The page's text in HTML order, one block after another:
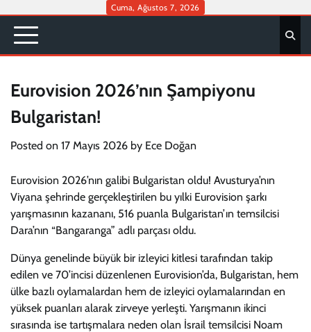
content
Cuma, Ağustos 7, 2026
Eurovision 2026’nın Şampiyonu
Bulgaristan!
Posted on 17 Mayıs 2026 by Ece Doğan
Eurovision 2026’nın galibi Bulgaristan oldu! Avusturya’nın
Viyana şehrinde gerçekleştirilen bu yılki Eurovision şarkı
yarışmasının kazananı, 516 puanla Bulgaristan’ın temsilcisi
Dara’nın “Bangaranga” adlı parçası oldu.
Dünya genelinde büyük bir izleyici kitlesi tarafından takip
edilen ve 70’incisi düzenlenen Eurovision’da, Bulgaristan, hem
ülke bazlı oylamalardan hem de izleyici oylamalarından en
yüksek puanları alarak zirveye yerleşti. Yarışmanın ikinci
sırasında ise tartışmalara neden olan İsrail temsilcisi Noam